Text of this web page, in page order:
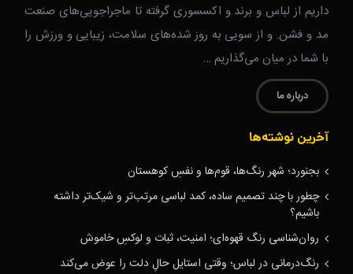
داریم از لباس و برند و اکسسوری گرفته تا ماجراجویی‌های صنعت
مد و فشن. و از سویی به روز شده‌های سلامت، زیبایی و ورزش را
با شما در میان می‌گذاریم …
درباره ما
آخرین نوشته‌ها
بجنورد؛ شهر رنگ‌ها، قوم‌ها و نفسِ کوهستان
چطور با چند تصمیم ساده، کمد لباسی مرتب‌تر و شیک‌تر داشته
باشیم؟
روان‌شناسی رنگ قهوه‌ای؛ امنیت، ثبات و لوکسِ خاموش
رنگ‌درمانی در لباس؛ وقتی استایل حالِ دلت را عوض می‌کند